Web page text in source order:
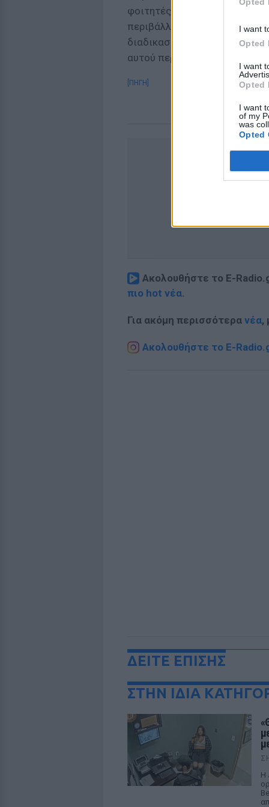
I want
Opted
I want
Opted
I want
of my
was
Opted
φοιτητές μας, οι καθηγητές
περιβάλλον που τους αρμόζει.
διαδικασίες για την πλήρη
αυτού περιστατικού».
[ΠΗΓΗ]
Ακολουθήστε το E-
πιο hot νέα.
Για ακόμη περισσότερα νέα,
Ακολουθήστε το E-
ΔΕΙΤΕ ΕΠΙΣΗΣ
ΣΤΗΝ ΙΔΙΑ
Η